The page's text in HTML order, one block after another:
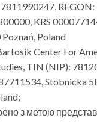
REGON:
KRS
Poland
Center For
TIN (NIP):
Stobnicka
з метою